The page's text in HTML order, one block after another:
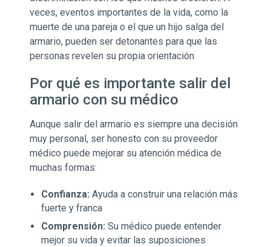
veces, eventos importantes de la vida, como la
muerte de una pareja o el que un hijo salga del
armario, pueden ser detonantes para que las
personas revelen su propia orientación.
Por qué es importante salir del
armario con su médico
Aunque salir del armario es siempre una decisión
muy personal, ser honesto con su proveedor
médico puede mejorar su atención médica de
muchas formas:
Confianza: Ayuda a construir una relación más
fuerte y franca
Comprensión: Su médico puede entender
mejor su vida y evitar las suposiciones